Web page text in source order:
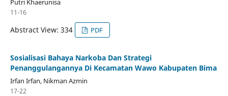
Putri Khaerunisa
11-16
Abstract View: 334 PDF
Sosialisasi Bahaya Narkoba Dan Strategi
Penanggulangannya Di Kecamatan Wawo Kabupaten Bima
Irfan Irfan, Nikman Azmin
17-22